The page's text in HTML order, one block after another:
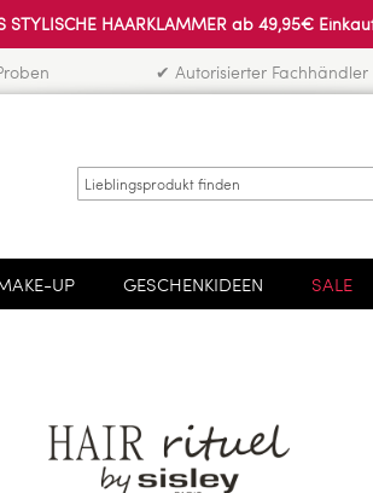
STYLISCHE HAARKLAMMER ab 49,95€
✔ Autorisierter Fachhändler
UP GESCHENKIDEEN SALE